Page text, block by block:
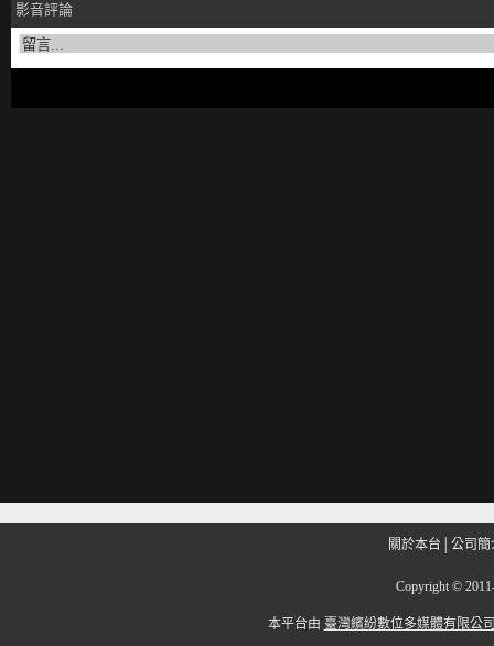
影音評論
關於本台 公司簡
Copyright ©
本平台由 臺灣繽紛數位多媒體有限公